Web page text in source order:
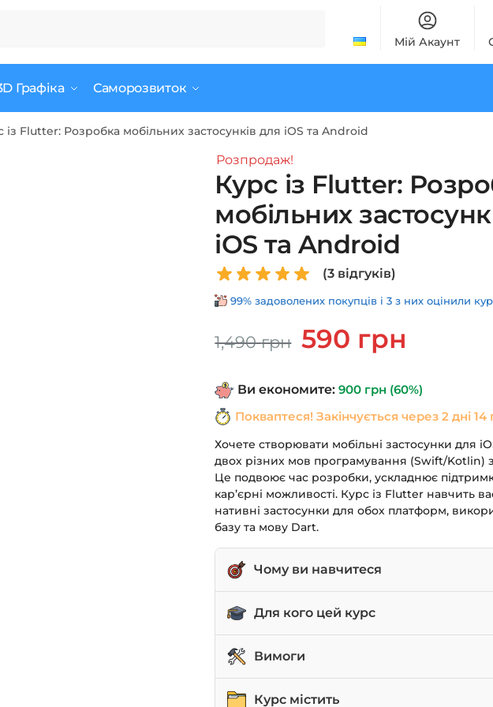
Мій Акаунт
Графіка Саморозвиток
із Flutter: Розробка мобільних застосунків для iOS та Android
Розпродаж!
Курс із Flutter:
мобільних
iOS та Android
(3 відгуків)
99% задоволених покупців і 3 з них оцінили
1,490грн
Оригінальна
ціна:
590 грн
Ви економите:900 грн (60%)
Покваптеся! Закінчується через2 дні
Хочете створювати мобільні застосунки для
двох різних мов програмування (Swift/Kotlin)
Це подвоює час розробки, ускладнює
кар’єрні можливості. Курс із Flutter навчить
нативні застосунки для обох платформ,
базу та мову Dart.
Чому ви навчитеся
Створювати застосунки для iOS та
Працювати з віджетами (Widgets) для
Керувати станом застосунку (Provider,
Для кого цей курс
Розробники-початківці, які хочуть
Веб-розробники, які прагнуть
Вимоги
Впевнене знання мови програмування
Курс містить